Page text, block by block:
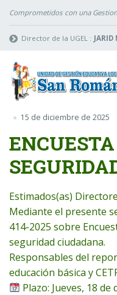
Comprometidos con una
Director de la UGEL :
15 de diciembre de 2025
Estimados(as)
Mediante el presente
414-2025 sobre
seguridad ciudadana.
Responsables del
educación básica y
Plazo: Jueves, 18 de